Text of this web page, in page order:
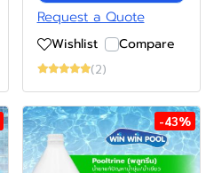
Request a Quote
Wishlist Compare
(2)
-43%